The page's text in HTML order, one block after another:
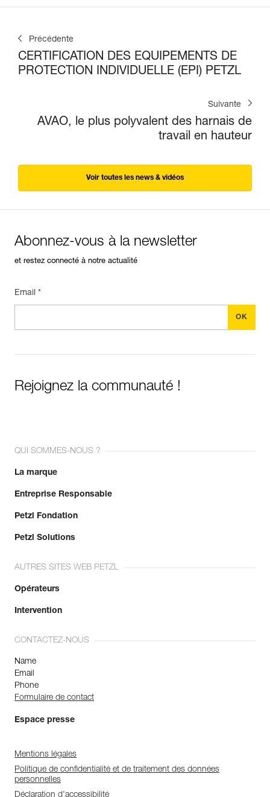
Précédente
CERTIFICATION DES EQUIPEMENTS DE
PROTECTION INDIVIDUELLE (EPI) PETZL
Suivante
AVAO, le plus polyvalent des harnais de
travail en hauteur
Voir toutes les news & vidéos
Abonnez-vous à la newsletter
et restez connecté à notre actualité
Email *
Rejoignez la communauté !
QUI SOMMES-NOUS ?
La marque
Entreprise Responsable
Petzl Fondation
Petzl Solutions
AUTRES SITES WEB PETZL
Opérateurs
Intervention
CONTACTEZ-NOUS
Name
Email
Phone
Formulaire de contact
Espace presse
Mentions légales
Politique de confidentialité et de traitement des données
personnelles
Déclaration d'accessibilité